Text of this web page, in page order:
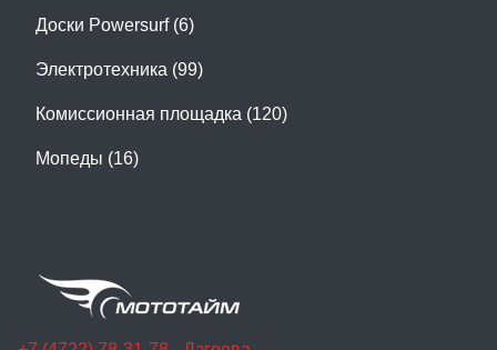
Доски Powersurf (6)
Электротехника (99)
Комиссионная площадка (120)
Мопеды (16)